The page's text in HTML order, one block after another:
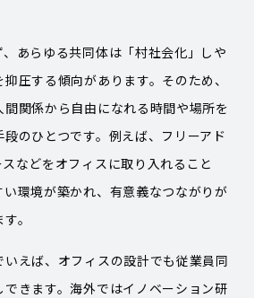
あらゆる共同体は「村社会化」しや
圧する傾向があります。そのため、
関係から自由になれる時間や場所を
のひとつです。例えば、フリーアド
などをオフィスに取り入れること
環境が築かれ、有意義なつながりが
。
えば、オフィスの設計でも従業員同
きます。海外ではイノベーション研